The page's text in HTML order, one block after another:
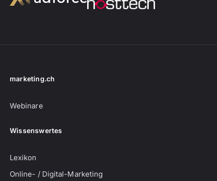
marketing.ch
Webinare
Wissenswertes
Lexikon
Online- / Digital-Marketing